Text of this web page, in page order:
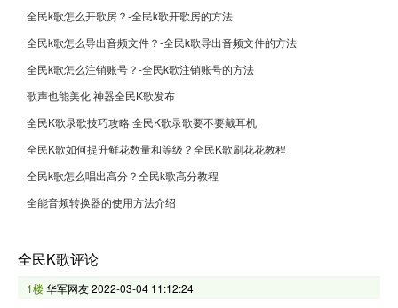
全民k歌怎么开歌房？-全民k歌开歌房的方法
全民k歌怎么导出音频文件？-全民k歌导出音频文件的方法
全民k歌怎么注销账号？-全民k歌注销账号的方法
歌声也能美化 神器全民K歌发布
全民K歌录歌技巧攻略 全民K歌录歌要不要戴耳机
全民K歌如何提升鲜花数量和等级？全民K歌刷花花教程
全民k歌怎么唱出高分？全民k歌高分教程
全能音频转换器的使用方法介绍
全民K歌评论
1楼华军网友2022-03-04 11:12:24